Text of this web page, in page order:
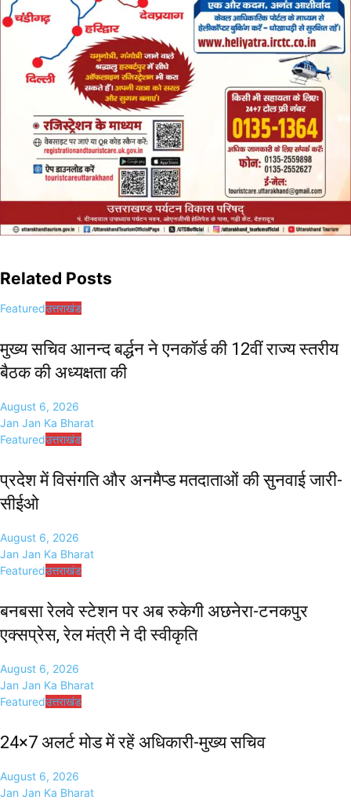
Related Posts
Featuredउत्तराखंड
मुख्य सचिव आनन्द बर्द्धन ने एनकॉर्ड की 12वीं राज्य स्तरीय
बैठक की अध्यक्षता की
August 6, 2026
Jan Jan Ka Bharat
Featuredउत्तराखंड
प्रदेश में विसंगति और अनमैप्ड मतदाताओं की सुनवाई जारी-
सीईओ
August 6, 2026
Jan Jan Ka Bharat
Featuredउत्तराखंड
बनबसा रेलवे स्टेशन पर अब रुकेगी अछनेरा-टनकपुर
एक्सप्रेस, रेल मंत्री ने दी स्वीकृति
August 6, 2026
Jan Jan Ka Bharat
Featuredउत्तराखंड
24×7 अलर्ट मोड में रहें अधिकारी-मुख्य सचिव
August 6, 2026
Jan Jan Ka Bharat